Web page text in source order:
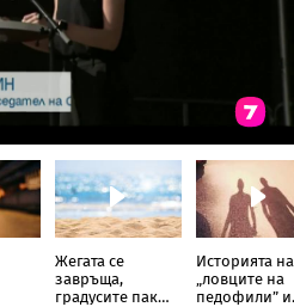
Жегата се
завръща,
градусите пак
Историята на
„ловците на
педофили” и